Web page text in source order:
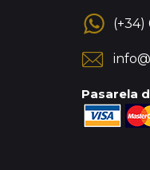
(+34)
Pasarela